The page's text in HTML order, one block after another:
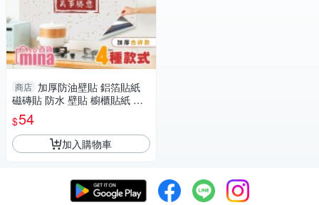
商店 加厚防油壁貼 鋁箔貼紙
磁磚貼 防水 壁貼 櫥櫃貼紙 廚
房壁貼 (mina百貨)【F0631】
$54
加入購物車